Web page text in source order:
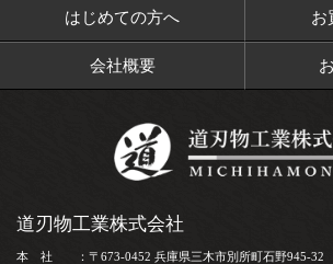
はじめての方へ お
会社概要
道刃物工業株式会社
本 社 ：〒673-0452 兵庫県三木市別所町石野945-32